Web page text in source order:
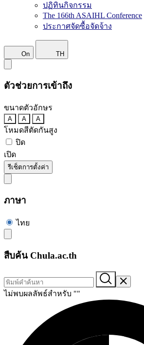
ปฏิทินกิจกรรม
The 166th ASAIHL Conference
ประกาศจัดซื้อจัดจ้าง
On TH
ตัวช่วยการเข้าถึง
ขนาดตัวอักษร
A A A
โหมดสีตัดกันสูง
ปิด
เปิด
รีเซ็ตการตั้งค่า
ภาษา
ไทย
สืบค้น Chula.ac.th
ไม่พบผลลัพธ์สำหรับ ""